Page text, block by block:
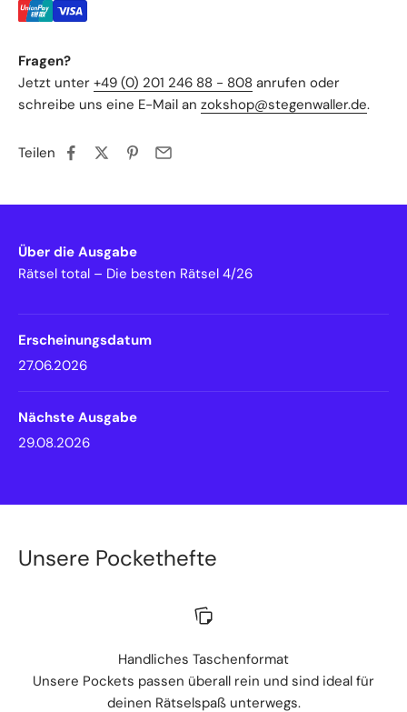
Fragen?
Jetzt unter +49 (0) 201 246 88 - 808 anrufen oder
schreibe uns eine E-Mail an zokshop@stegenwaller.de.
Teilen
Über die Ausgabe
Rätsel total – Die besten Rätsel 4/26
Erscheinungsdatum
27.06.2026
Nächste Ausgabe
29.08.2026
Unsere Pockethefte
Handliches Taschenformat
Unsere Pockets passen überall rein und sind ideal für
deinen Rätselspaß unterwegs.